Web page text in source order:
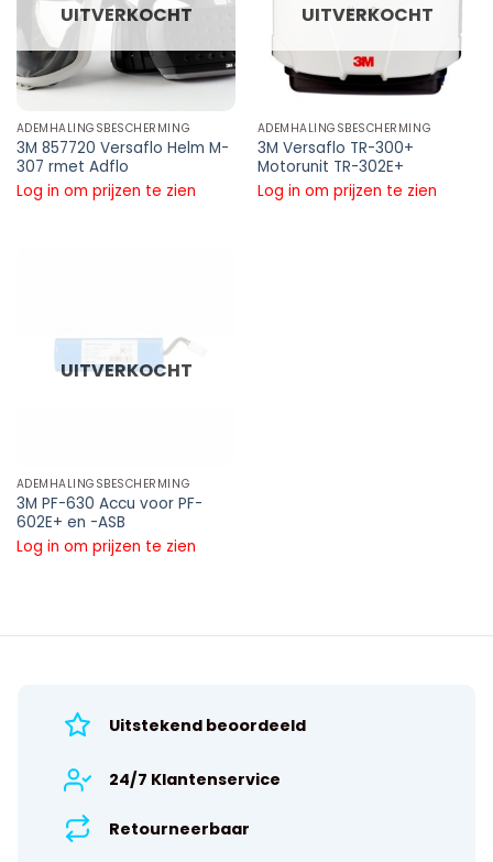
UITVERKOCHT
ADEMHALINGSBESCHERMING
3M 857720 Versaflo Helm M-
307 rmet Adflo
Log in om prijzen te zien
UITVERKOCHT
ADEMHALINGSBESCHERMING
3M Versaflo TR-300+
Motorunit TR-302E+
Log in om prijzen te zien
UITVERKOCHT
ADEMHALINGSBESCHERMING
3M PF-630 Accu voor PF-
602E+ en -ASB
Log in om prijzen te zien
Uitstekend beoordeeld
24/7 Klantenservice
Retourneerbaar